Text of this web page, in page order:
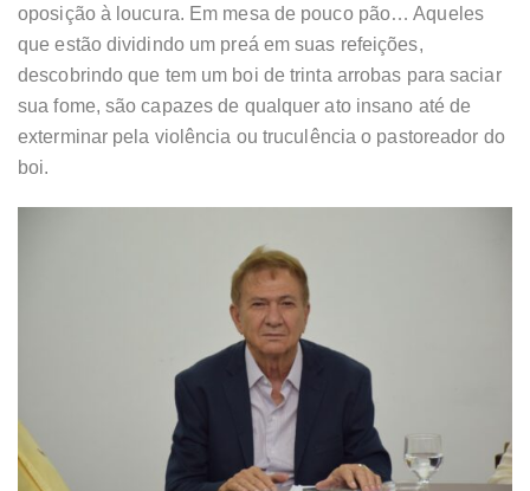
oposição à loucura. Em mesa de pouco pão… Aqueles
que estão dividindo um preá em suas refeições,
descobrindo que tem um boi de trinta arrobas para saciar
sua fome, são capazes de qualquer ato insano até de
exterminar pela violência ou truculência o pastoreador do
boi.